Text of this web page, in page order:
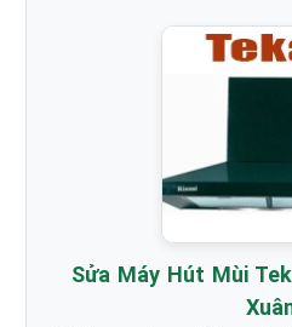
Sửa Máy Hút Mùi